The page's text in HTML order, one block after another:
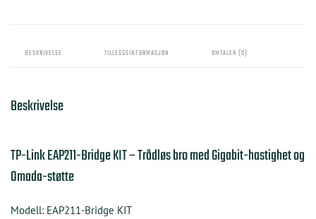
til-
med
antall
BESKRIVELSE TILLEGGSINFORMASJON OMTALER (0)
Beskrivelse
TP-Link EAP211-Bridge KIT – Trådløs bro med Gigabit-hastighet og
Omada-støtte
Modell: EAP211-Bridge KIT